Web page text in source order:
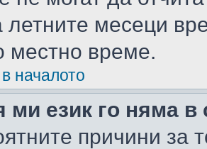
месеци
местно време.
началото
ми език го няма в
причини за